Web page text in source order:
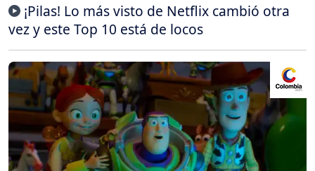
¡Pilas! Lo más visto de Netflix cambió otra
vez y este Top 10 está de locos